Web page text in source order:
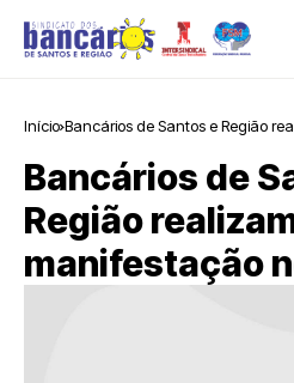
Início Bancários de Santos e Região
Bancários de
Região
manifestação